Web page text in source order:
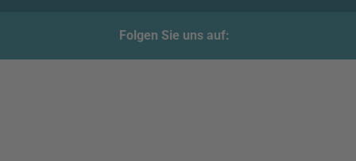
Folgen Sie uns auf: